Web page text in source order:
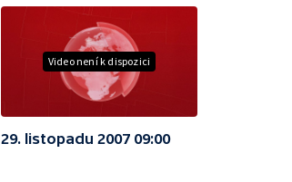
Video není k dispozici
29. listopadu 2007 09:00